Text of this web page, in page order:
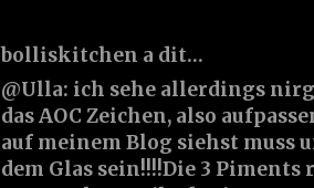
bolliskitchen a dit…
@Ulla: ich sehe allerdings
das AOC Zeichen, also
auf meinem Blog siehst muss
dem Glas sein!!!!Die 3 Piments